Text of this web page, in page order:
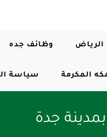
الرياض وظائف جده
المكرمة سياسة
جدة